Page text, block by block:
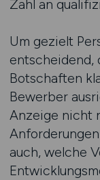
Zahl an
Um gezielt
entscheidend,
Botschaften
Bewerber
Anzeige nicht
auch, welche